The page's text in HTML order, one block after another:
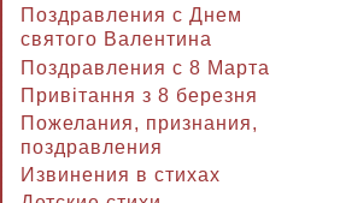
Поздравления с Днем
святого Валентина
Поздравления с 8 Марта
Привітання з 8 березня
Пожелания, признания,
поздравления
Извинения в стихах